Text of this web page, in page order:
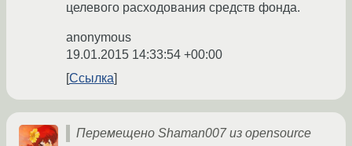
целевого расходования средств фонда.
anonymous
19.01.2015 14:33:54 +00:00
Ссылка
Перемещено Shaman007 из opensource